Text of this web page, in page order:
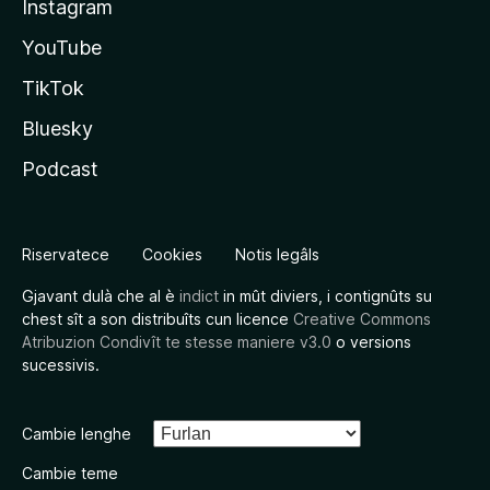
Instagram
YouTube
TikTok
Bluesky
Podcast
Riservatece Cookies Notis legâls
Gjavant dulà che al è indict in mût diviers, i contignûts su
chest sît a son distribuîts cun licence Creative Commons
Atribuzion Condivît te stesse maniere v3.0 o versions
sucessivis.
Cambie lenghe
Cambie teme